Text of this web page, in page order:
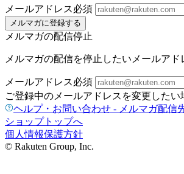
メールアドレス必須
メルマガに登録する
メルマガの配信停止
メルマガの配信を停止したいメールアド
メールアドレス必須
ご登録中のメールアドレスを変更したい
ヘルプ・お問い合わせ - メルマガ配信
ショップトップへ
個人情報保護方針
© Rakuten Group, Inc.